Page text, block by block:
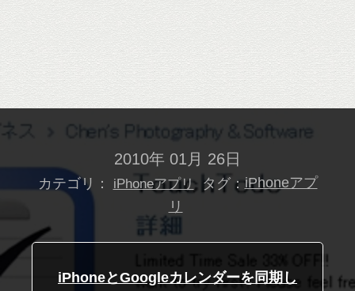
2010年 01月 26日
カテゴリ： iPhoneアプリ タグ：iPhoneアプ
リ
iPhoneとGoogleカレンダーを同期し